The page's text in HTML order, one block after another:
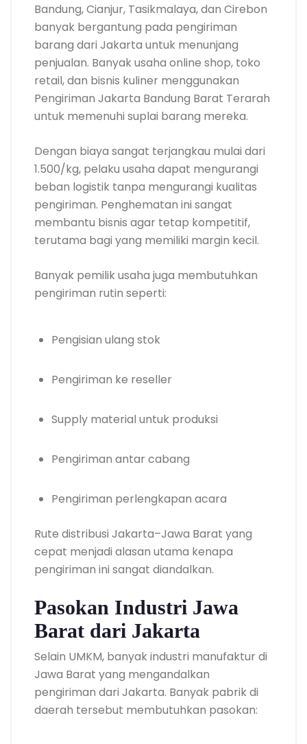
Bandung, Cianjur, Tasikmalaya, dan Cirebon
banyak bergantung pada pengiriman
barang dari Jakarta untuk menunjang
penjualan. Banyak usaha online shop, toko
retail, dan bisnis kuliner menggunakan
Pengiriman Jakarta Bandung Barat Terarah
untuk memenuhi suplai barang mereka.
Dengan biaya sangat terjangkau mulai dari
1.500/kg, pelaku usaha dapat mengurangi
beban logistik tanpa mengurangi kualitas
pengiriman. Penghematan ini sangat
membantu bisnis agar tetap kompetitif,
terutama bagi yang memiliki margin kecil.
Banyak pemilik usaha juga membutuhkan
pengiriman rutin seperti:
Pengisian ulang stok
Pengiriman ke reseller
Supply material untuk produksi
Pengiriman antar cabang
Pengiriman perlengkapan acara
Rute distribusi Jakarta–Jawa Barat yang
cepat menjadi alasan utama kenapa
pengiriman ini sangat diandalkan.
Pasokan Industri Jawa
Barat dari Jakarta
Selain UMKM, banyak industri manufaktur di
Jawa Barat yang mengandalkan
pengiriman dari Jakarta. Banyak pabrik di
daerah tersebut membutuhkan pasokan: